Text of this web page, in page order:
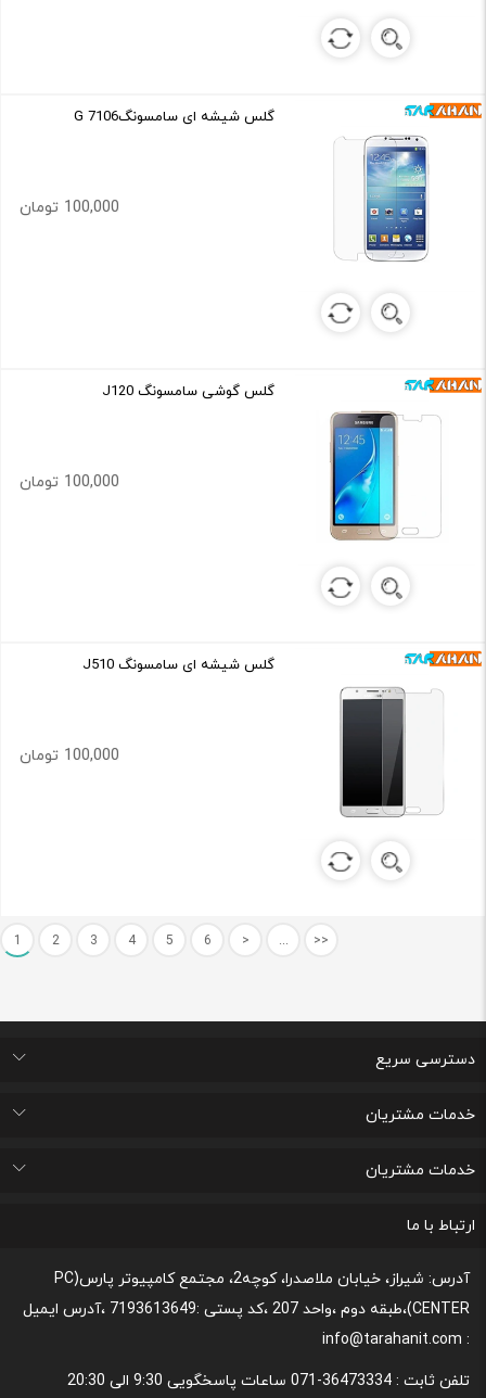
گلس شیشه ای سامسونگG 7106
100,000 تومان
گلس گوشی سامسونگ J120
100,000 تومان
گلس شیشه ای سامسونگ J510
100,000 تومان
1 2 3 4 5 6 > ... >>
دسترسی سریع
تماس با ما
درباره ما
پرسشهای متداول
اتاق خبر
خدمات مشتریان
قوانین و مقررات مربوط به رعایت حریم شخصی
پیگیری خرید و مدت زمان تحویل
لیست علاقه مندی های من
پشتیبانی و ثبت شکایات مصرف کنندگان
خدمات مشتریان
رونداسترداد وجه
روند مرجوعي كالا و نحوه فسخ خدمات
قوانین و مقررات،نحوه ی پرداخت و شیوه ی ارسال
نحوه پشتیبانی و خدمات پس از فروش
ارتباط با ما
آدرس: شیراز، خیابان ملاصدرا، کوچه2، مجتمع کامپیوتر پارس(PC
CENTER)،طبقه دوم ،واحد 207 ،کد پستی :7193613649 ،آدرس ایمیل
: info@tarahanit.com
تلفن ثابت : 36473334-071 ساعات پاسخگویی 9:30 الی 20:30